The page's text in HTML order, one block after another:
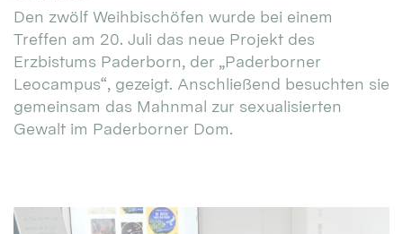
Den zwölf Weihbischöfen wurde bei einem
Treffen am 20. Juli das neue Projekt des
Erzbistums Paderborn, der „Paderborner
Leocampus“, gezeigt. Anschließend besuchten sie
gemeinsam das Mahnmal zur sexualisierten
Gewalt im Paderborner Dom.